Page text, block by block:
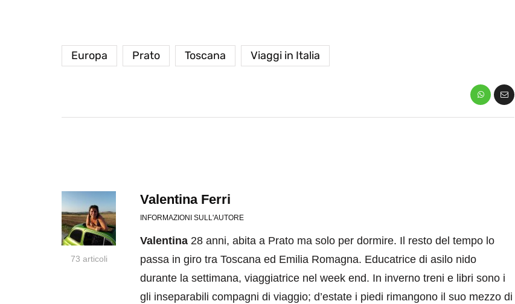
Europa Prato Toscana Viaggi in Italia
destinazioni
Eventi di aprile 2026 a
Rimini e dintorni
73 articoli
Valentina Ferri
INFORMAZIONI SULL'AUTORE
Valentina 28 anni, abita a Prato ma solo per dormire. Il resto del tempo lo
passa in giro tra Toscana ed Emilia Romagna. Educatrice di asilo nido
durante la settimana, viaggiatrice nel week end. In inverno treni e libri sono i
gli inseparabili compagni di viaggio; d’estate i piedi rimangono il suo mezzo di